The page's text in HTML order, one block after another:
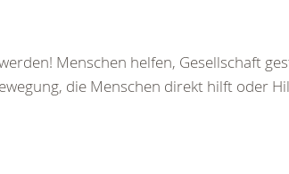
Menschen helfen, Gesellschaft
die Menschen direkt hilft oder